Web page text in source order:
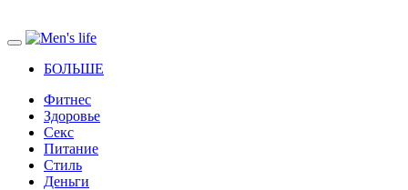
БОЛЬШЕ
Фитнес
Здоровье
Секс
Питание
Стиль
Деньги